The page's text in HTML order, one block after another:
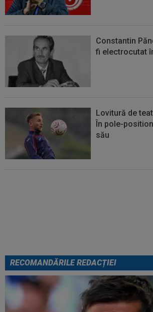
Constantin
fi electrocutat
Lovitură de
În pole-
său
RECOMANDĂRILE REDACȚIEI